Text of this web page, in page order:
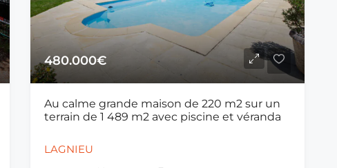
480.000€
Au calme grande maison de 220 m2 sur un
terrain de 1 489 m2 avec piscine et véranda
LAGNIEU